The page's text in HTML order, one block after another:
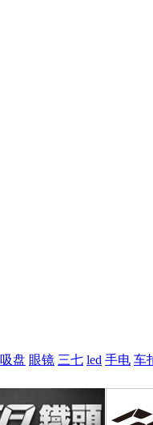
吸盘 眼镜 三七 led 手电 车